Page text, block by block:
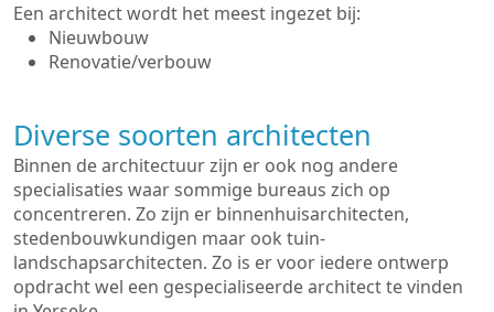
Een architect wordt het meest ingezet bij:
Nieuwbouw
Renovatie/verbouw
Diverse soorten architecten
Binnen de architectuur zijn er ook nog andere
specialisaties waar sommige bureaus zich op
concentreren. Zo zijn er binnenhuisarchitecten,
stedenbouwkundigen maar ook tuin-
landschapsarchitecten. Zo is er voor iedere ontwerp
opdracht wel een gespecialiseerde architect te vinden